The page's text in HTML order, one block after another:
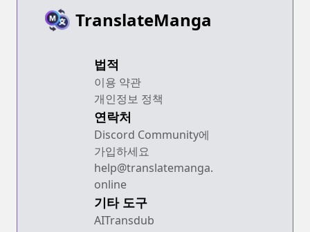
TranslateManga
법적
이용 약관
개인정보 정책
연락처
Discord Community에
가입하세요
help@translatemanga.
online
기타 도구
AITransdub